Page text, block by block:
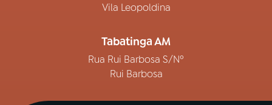
Vila Leopoldina
Tabatinga AM
Rua Rui Barbosa S/Nº
Rui Barbosa